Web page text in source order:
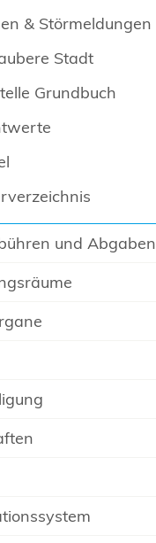
& Störmeldungen
Stadt
Grundbuch
und Abgaben